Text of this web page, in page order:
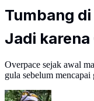
Tumbang
Jadi
Overpace sejak awal
gula sebelum mencapai